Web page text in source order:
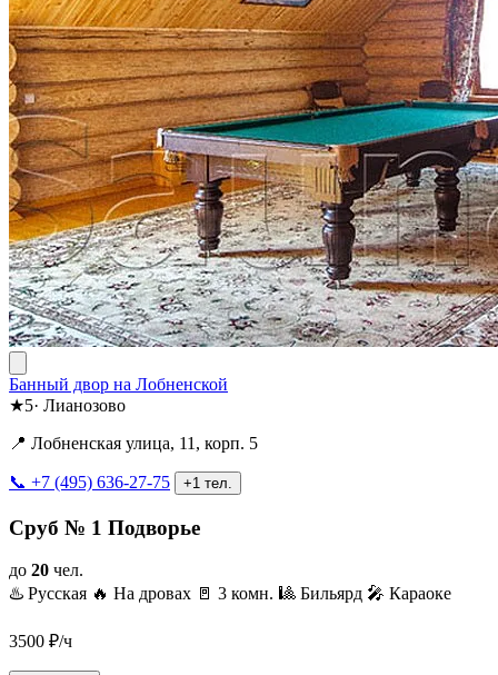
Банный двор на Лобненской
★5· Лианозово
📍 Лобненская улица, 11, корп. 5
📞 +7 (495) 636-27-75 +1 тел.
Сруб № 1 Подворье
до 20 чел.
♨️ Русская 🔥 На дровах 🚪 3 комн. 🎱 Бильярд 🎤 Караоке
3500 ₽/ч